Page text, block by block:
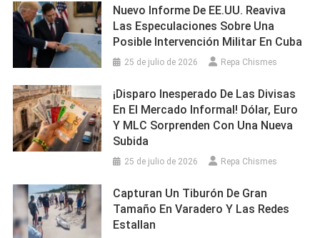
Nuevo Informe De EE.UU. Reaviva
Las Especulaciones Sobre Una
Posible Intervención Militar En Cuba
25 de julio de 2026 Repa Chismes
¡Disparo Inesperado De Las Divisas
En El Mercado Informal! Dólar, Euro
Y MLC Sorprenden Con Una Nueva
Subida
25 de julio de 2026 Repa Chismes
Capturan Un Tiburón De Gran
Tamaño En Varadero Y Las Redes
Estallan